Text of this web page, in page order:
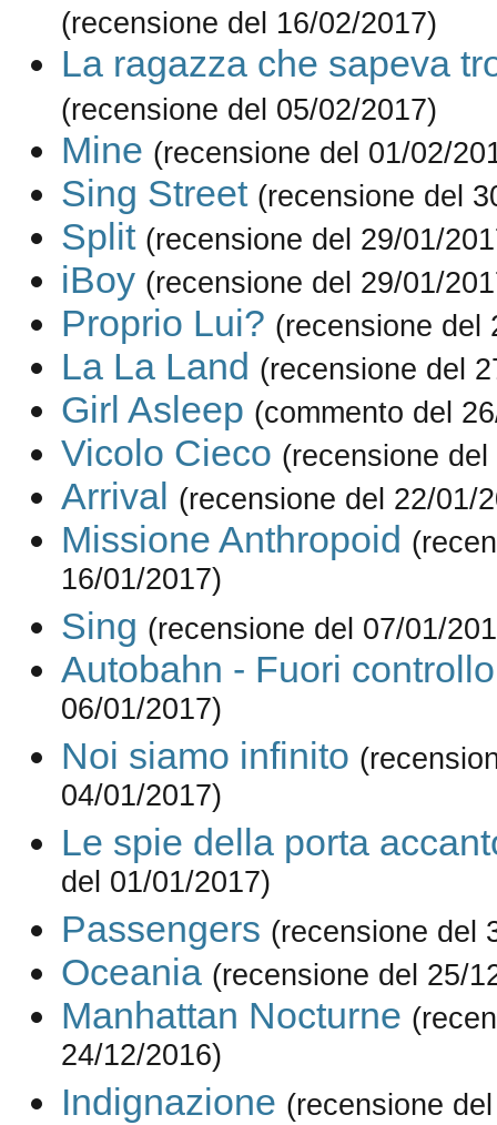
(recensione del 16/02/2017)
La ragazza che sapeva
(recensione del 05/02/2017)
Mine (recensione del 01/02/
Sing Street (recensione del
Split (recensione del 29/01/
iBoy (recensione del 29/01/
Proprio Lui? (recensione del
La La Land (recensione del
Girl Asleep (commento del
Vicolo Cieco (recensione
Arrival (recensione del 22/01/
Missione Anthropoid
16/01/2017)
Sing (recensione del 07/01/
Autobahn - Fuori controllo
06/01/2017)
Noi siamo infinito
04/01/2017)
Le spie della porta
del 01/01/2017)
Passengers (recensione del
Oceania (recensione del 25/
Manhattan Nocturne
24/12/2016)
Indignazione (recensione